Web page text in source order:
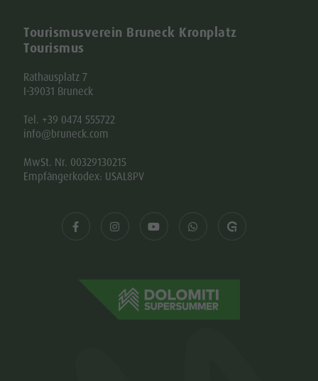
Tourismusverein Bruneck Kronplatz
Tourismus
Rathausplatz 7
I-39031 Bruneck
Tel. +39 0474 555722
info@bruneck.com
MwSt. Nr. 00329130215
Empfängerkodex: USAL8PV